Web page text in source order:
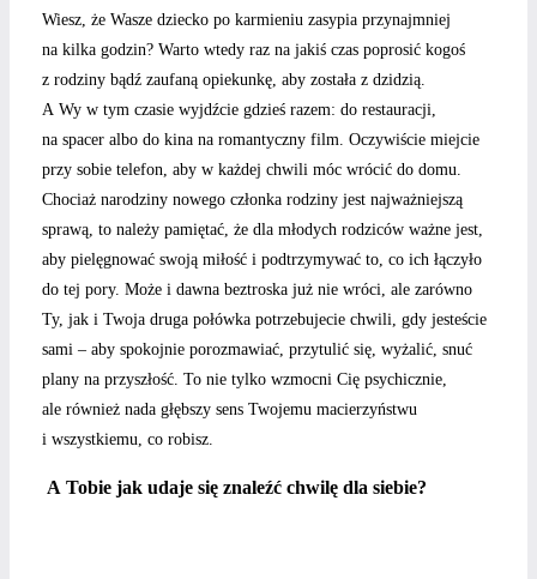
Wiesz, że Wasze dziecko po karmieniu zasypia przynajmniej
na kilka godzin? Warto wtedy raz na jakiś czas poprosić kogoś
z rodziny bądź zaufaną opiekunkę, aby została z dzidzią.
A Wy w tym czasie wyjdźcie gdzieś razem: do restauracji,
na spacer albo do kina na romantyczny film. Oczywiście miejcie
przy sobie telefon, aby w każdej chwili móc wrócić do domu.
Chociaż narodziny nowego członka rodziny jest najważniejszą
sprawą, to należy pamiętać, że dla młodych rodziców ważne jest,
aby pielęgnować swoją miłość i podtrzymywać to, co ich łączyło
do tej pory. Może i dawna beztroska już nie wróci, ale zarówno
Ty, jak i Twoja druga połówka potrzebujecie chwili, gdy jesteście
sami – aby spokojnie porozmawiać, przytulić się, wyżalić, snuć
plany na przyszłość. To nie tylko wzmocni Cię psychicznie,
ale również nada głębszy sens Twojemu macierzyństwu
i wszystkiemu, co robisz.
A Tobie jak udaje się znaleźć chwilę dla siebie?